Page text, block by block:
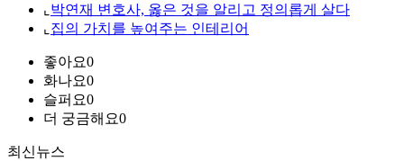
⌞ 박연재 변호사, 옳은 것을 알리고 정의롭게 살다
⌞ 집의 가치를 높여주는 인테리어
좋아요0
화나요0
슬퍼요0
더 궁금해요0
최신뉴스